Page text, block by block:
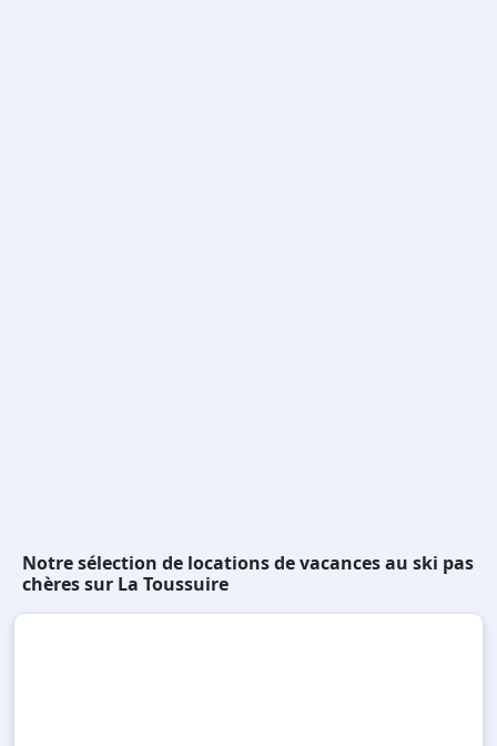
Notre sélection de locations de vacances au ski pas
chères sur La Toussuire